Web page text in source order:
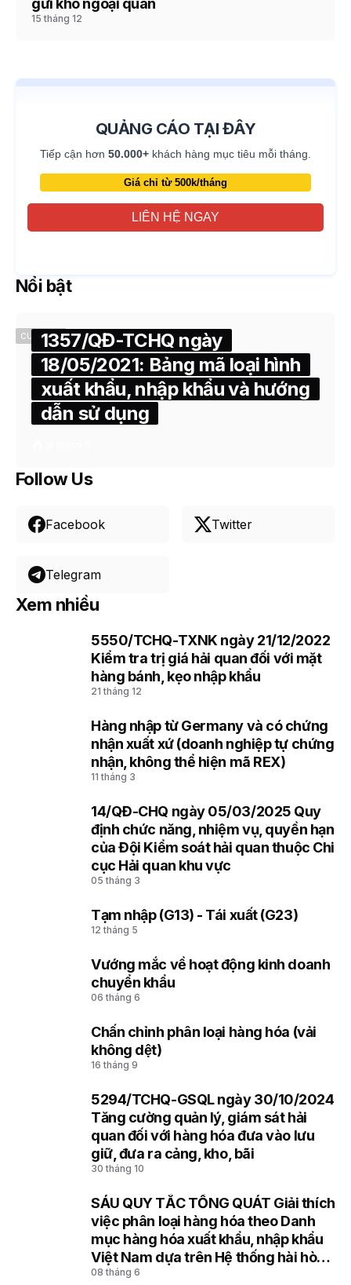
gửi kho ngoại quan
15 tháng 12
QUẢNG CÁO TẠI ĐÂY
Tiếp cận hơn 50.000+ khách hàng mục tiêu mỗi tháng.
Giá chỉ từ 500k/tháng
LIÊN HỆ NGAY
Nổi bật
CUSTOMS1357/QĐ-TCHQ ngày
18/05/2021: Bảng mã loại hình
xuất khẩu, nhập khẩu và hướng
dẫn sử dụng
Follow Us
Facebook Twitter
Telegram
Xem nhiều
5550/TCHQ-TXNK ngày 21/12/2022
Kiểm tra trị giá hải quan đối với mặt
hàng bánh, kẹo nhập khẩu
21 tháng 12
Hàng nhập từ Germany và có chứng
nhận xuất xứ (doanh nghiệp tự chứng
nhận, không thể hiện mã REX)
11 tháng 3
14/QĐ-CHQ ngày 05/03/2025 Quy
định chức năng, nhiệm vụ, quyền hạn
của Đội Kiểm soát hải quan thuộc Chi
cục Hải quan khu vực
05 tháng 3
Tạm nhập (G13) - Tái xuất (G23)
12 tháng 5
Vướng mắc về hoạt động kinh doanh
chuyển khẩu
06 tháng 6
Chấn chỉnh phân loại hàng hóa (vải
không dệt)
16 tháng 9
5294/TCHQ-GSQL ngày 30/10/2024
Tăng cường quản lý, giám sát hải
quan đối với hàng hóa đưa vào lưu
giữ, đưa ra cảng, kho, bãi
30 tháng 10
SÁU QUY TẮC TỔNG QUÁT Giải thích
việc phân loại hàng hóa theo Danh
mục hàng hóa xuất khẩu, nhập khẩu
Việt Nam dựa trên Hệ thống hài hòa
mô tả và mã hóa hàng hóa (HS) của
08 tháng 6